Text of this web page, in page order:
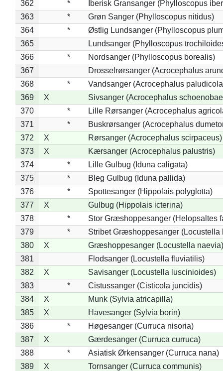
362 *
Iberisk Gransanger (Phylloscopus
363
*
Grøn Sanger (Phylloscopus nitidus)
364
*
Østlig Lundsanger (Phylloscopus
365
Lundsanger (Phylloscopus
366
*
Nordsanger (Phylloscopus borealis)
367
Drosselrørsanger (Acrocephalus
368
*
Vandsanger (Acrocephalus
369
X
Sivsanger (Acrocephalus
370
*
Lille Rørsanger (Acrocephalus
371
*
Buskrørsanger (Acrocephalus
372
X
Rørsanger (Acrocephalus scirpaceus)
373
X
Kærsanger (Acrocephalus palustris)
374
*
Lille Gulbug (Iduna caligata)
375
*
Bleg Gulbug (Iduna pallida)
376
*
Spottesanger (Hippolais polyglotta)
377
X
Gulbug (Hippolais icterina)
378
*
Stor Græshoppesanger (Helopsaltes
379
*
Stribet Græshoppesanger (Locustella
380
X
Græshoppesanger (Locustella naevia)
381
Flodsanger (Locustella fluviatilis)
382
X
Savisanger (Locustella luscinioides)
383
*
Cistussanger (Cisticola juncidis)
384
X
Munk (Sylvia atricapilla)
385
X
Havesanger (Sylvia borin)
386
*
Høgesanger (Curruca nisoria)
387
X
Gærdesanger (Curruca curruca)
388
*
Asiatisk Ørkensanger (Curruca nana)
389
X
Tornsanger (Curruca communis)